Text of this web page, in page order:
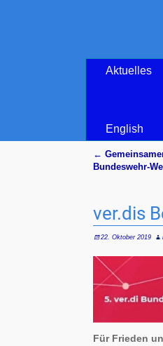
Aktuelles
English
←
Bundeswehr-
ver.dis
22. Oktober 2019
Für Frieden